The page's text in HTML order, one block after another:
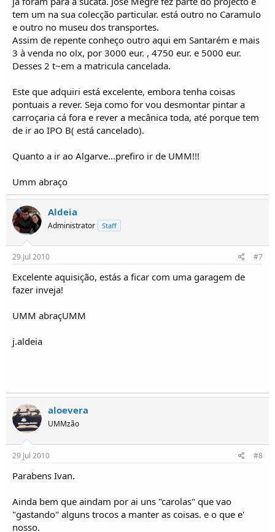
tem um na sua colecção particular. está outro no Caramulo
e outro no museu dos transportes.
Assim de repente conheço outro aqui em Santarém e mais
3 à venda no olx, por 3000 eur. , 4750 eur. e 5000 eur.
Desses 2 t~em a matricula cancelada.
Este que adquiri está excelente, embora tenha coisas
pontuais a rever. Seja como for vou desmontar pintar a
carroçaria cá fora e rever a mecânica toda, até porque tem
de ir ao IPO B( está cancelado).
Quanto a ir ao Algarve...prefiro ir de UMM!!!
Umm abraço
Aldeia
Administrator Staff
29 Jul 2010 #7
Excelente aquisição, estás a ficar com uma garagem de
fazer inveja!
UMM abraçUMM
j.aldeia
aloevera
UMMzão
29 Jul 2010 #8
Parabens Ivan.
Ainda bem que aindam por ai uns "carolas" que vao
"gastando" alguns trocos a manter as coisas. e o que e'
nosso.